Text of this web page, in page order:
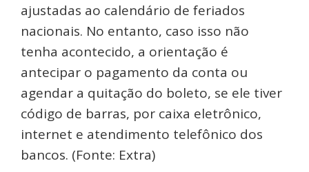
ajustadas ao calendário de feriados
nacionais. No entanto, caso isso não
tenha acontecido, a orientação é
antecipar o pagamento da conta ou
agendar a quitação do boleto, se ele tiver
código de barras, por caixa eletrônico,
internet e atendimento telefônico dos
bancos. (Fonte: Extra)